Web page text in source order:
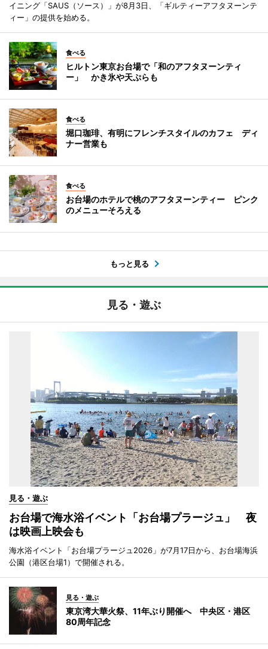
イニング「SAUS（ソース）」が8月3日、「ギルティーアフタヌーンテ
ィー」の提供を始める。
食べる
ヒルトン東京お台場で「和のアフタヌーンティ
ー」 かき氷や天ぷらも
食べる
堀口珈琲、有明にフレンチスタイルのカフェ ディ
ナー営業も
食べる
お台場のホテルで桃のアフタヌーンティー ピンク
のメニューそろえる
もっと見る
見る・遊ぶ
見る・遊ぶ
お台場で海水浴イベント「お台場プラージュ」 夜
は映画上映会も
海水浴イベント「お台場プラージュ2026」が7月17日から、お台場海浜
公園（港区台場1）で開催される。
見る・遊ぶ
東京湾大華火祭、11年ぶり開催へ 中央区・港区
80周年記念